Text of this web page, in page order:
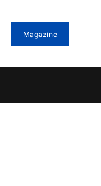
Magazine